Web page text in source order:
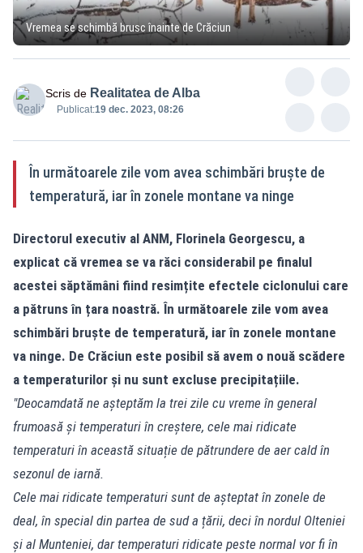
Vremea se schimbă brusc înainte de Crăciun
Scris de Realitatea de Alba
Publicat:19 dec. 2023, 08:26
În următoarele zile vom avea schimbări bruște de
temperatură, iar în zonele montane va ninge
Directorul executiv al ANM, Florinela Georgescu, a
explicat că vremea se va răci considerabil pe finalul
acestei săptămâni fiind resimțite efectele ciclonului care
a pătruns în țara noastră. În următoarele zile vom avea
schimbări bruște de temperatură, iar în zonele montane
va ninge. De Crăciun este posibil să avem o nouă scădere
a temperaturilor și nu sunt excluse precipitațiile.
"Deocamdată ne așteptăm la trei zile cu vreme în general
frumoasă și temperaturi în creștere, cele mai ridicate
temperaturi în această situație de pătrundere de aer cald în
sezonul de iarnă.
Cele mai ridicate temperaturi sunt de așteptat în zonele de
deal, în special din partea de sud a țării, deci în nordul Olteniei
și al Munteniei, dar temperaturi ridicate peste normal vor fi în